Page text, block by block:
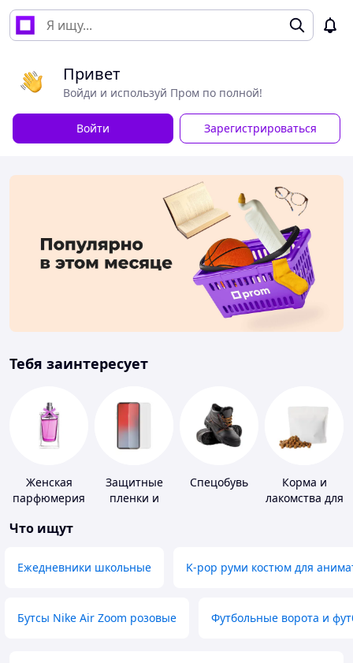
Привет
Войди и используй Пром по полной!
Войти Зарегистрироваться
Тебя заинтересует
Женская
парфюмерия
Защитные
пленки и
Спецобувь
Корма и
лакомства для
Что ищут
Ежедневники школьные K-pop руми костюм для
Бутсы Nike Air Zoom розовые Футбольные ворота и